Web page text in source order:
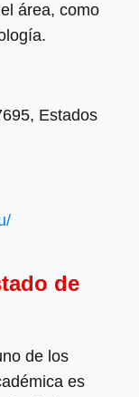
área, como
Estados
de
de los
es